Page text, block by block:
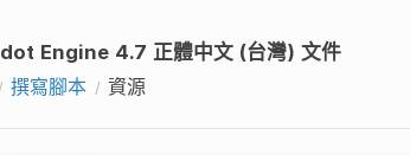
Engine 4.7 正體中文 (台灣) 文件
撰寫腳本
資源